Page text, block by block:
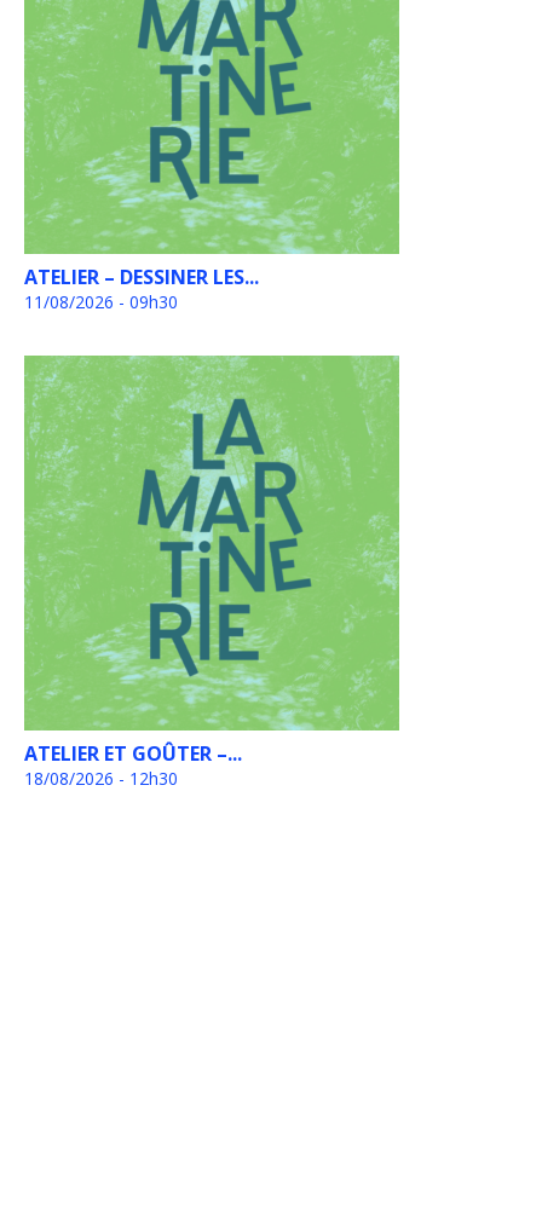
ATELIER – DESSINER LES...
11/08/2026 - 09h30
ATELIER ET GOÛTER –...
18/08/2026 - 12h30